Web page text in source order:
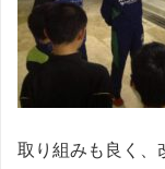
取り組みも良く、